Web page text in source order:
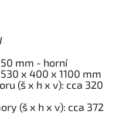
mm - horní
x 400 x 1100 mm
(š x h x v): cca 320
(š x h x v): cca 372